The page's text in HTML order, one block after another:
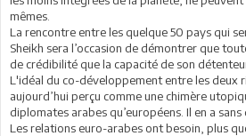
mêmes.
La rencontre entre les quelque 50 pays qui
Sheikh sera l’occasion de démontrer que
de crédibilité que la capacité de son
L'idéal du co-développement entre les deux
aujourd’hui perçu comme une chimère
diplomates arabes qu’européens. Il en a
Les relations euro-arabes ont besoin, plus